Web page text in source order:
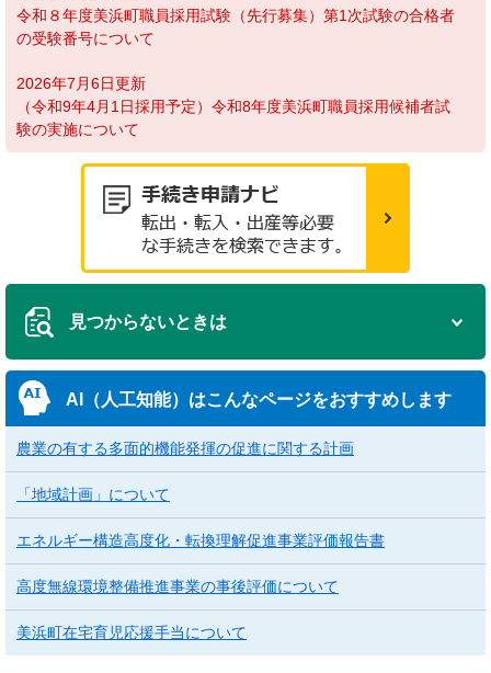
令和８年度美浜町職員採用試験（先行募集）第1次試験の合格者
の受験番号について
2026年7月6日更新
（令和9年4月1日採用予定）令和8年度美浜町職員採用候補者試
験の実施について
見つからないときは
AI（人工知能）はこんなページをおすすめします
農業の有する多面的機能発揮の促進に関する計画
「地域計画」について
エネルギー構造高度化・転換理解促進事業評価報告書
高度無線環境整備推進事業の事後評価について
美浜町在宅育児応援手当について